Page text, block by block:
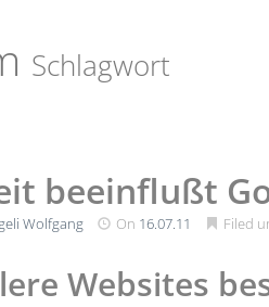
Schlagwort
beeinflußt
Wolfgang On 16.07.11 Filed
Websites